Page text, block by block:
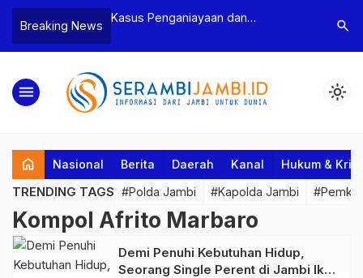
Breaking News
Bea Cukai
Pelaku beserta
dan 146 Gram
Kasus Penganiayaan dan
Tebo Tetapkan Dua Tersangka
Polres
Dua
search
menu light_mode
home Nasional Berita Daerah Kanal Hukum &
TRENDING TAGS #Polda Jambi #Kapolda Jambi
Kompol Afrito Marbaro
Demi Penuhi Kebutuhan Hidup,
Seorang Single Perent di Jambi Ikut